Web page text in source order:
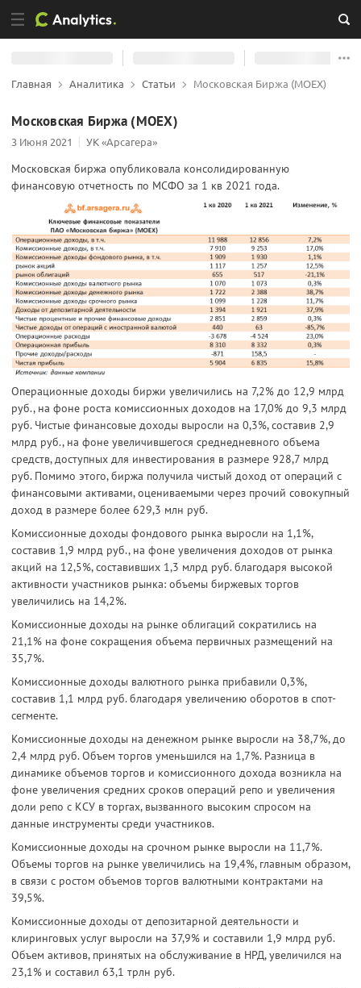
Главная Аналитика Статьи Московская Биржа (MOEX)
Московская Биржа (MOEX)
3 Июня 2021 УК «Арсагера»
Московская биржа опубликовала консолидированную
финансовую отчетность по МСФО за 1 кв 2021 года.
Операционные доходы биржи увеличились на 7,2% до 12,9 млрд
руб., на фоне роста комиссионных доходов на 17,0% до 9,3 млрд
руб. Чистые финансовые доходы выросли на 0,3%, составив 2,9
млрд руб., на фоне увеличившегося среднедневного объема
средств, доступных для инвестирования в размере 928,7 млрд
руб. Помимо этого, биржа получила чистый доход от операций с
финансовыми активами, оцениваемыми через прочий совокупный
доход в размере более 629,3 млн руб.
Комиссионные доходы фондового рынка выросли на 1,1%,
составив 1,9 млрд руб., на фоне увеличения доходов от рынка
акций на 12,5%, составивших 1,3 млрд руб. благодаря высокой
активности участников рынка: объемы биржевых торгов
увеличились на 14,2%.
Комиссионные доходы на рынке облигаций сократились на
21,1% на фоне сокращения объема первичных размещений на
35,7%.
Комиссионные доходы валютного рынка прибавили 0,3%,
составив 1,1 млрд руб. благодаря увеличению оборотов в спот-
сегменте.
Комиссионные доходы на денежном рынке выросли на 38,7%, до
2,4 млрд руб. Объем торгов уменьшился на 1,7%. Разница в
динамике объемов торгов и комиссионного дохода возникла на
фоне увеличения средних сроков операций репо и увеличения
доли репо с КСУ в торгах, вызванного высоким спросом на
данные инструменты среди участников.
Комиссионные доходы на срочном рынке выросли на 11,7%.
Объемы торгов на рынке увеличились на 19,4%, главным образом,
в связи с ростом объемов торгов валютными контрактами на
39,5%.
Комиссионные доходы от депозитарной деятельности и
клиринговых услуг выросли на 37,9% и составили 1,9 млрд руб.
Объем активов, принятых на обслуживание в НРД, увеличился на
23,1% и составил 63,1 трлн руб.